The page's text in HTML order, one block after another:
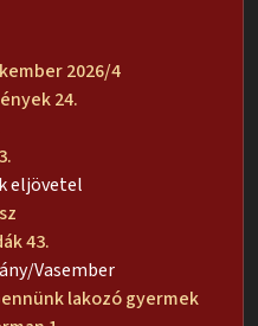
2026/4
24.
eljövetel
43.
Vasember
lakozó gyermek